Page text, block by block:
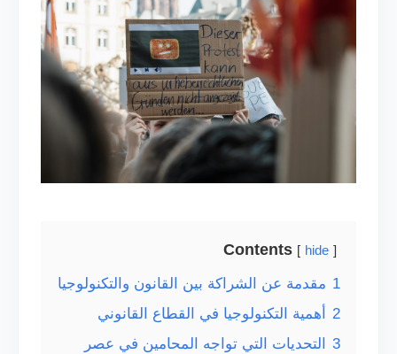
Contents hide
1 مقدمة عن الشراكة بين القانون والتكنولوجيا
2
أهمية التكنولوجيا في القطاع القانوني
3
التحديات التي تواجه المحامين في عصر